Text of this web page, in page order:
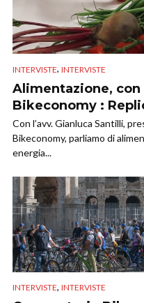
INTERVISTE, INTERVISTE
Alimentazione, con
Bikeconomy :
Con l’avv. Gianluca Santilli,
Bikeconomy, parliamo di
energia...
INTERVISTE, INTERVISTE